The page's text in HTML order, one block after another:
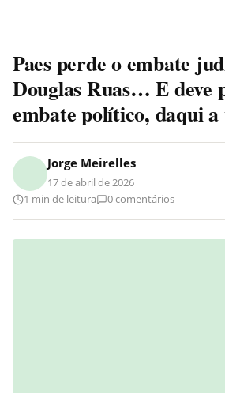
Paes perde o embate
Douglas Ruas… E deve
embate político, daqui a
Jorge Meirelles
17 de abril de 2026
1 min de leitura
0 comentários